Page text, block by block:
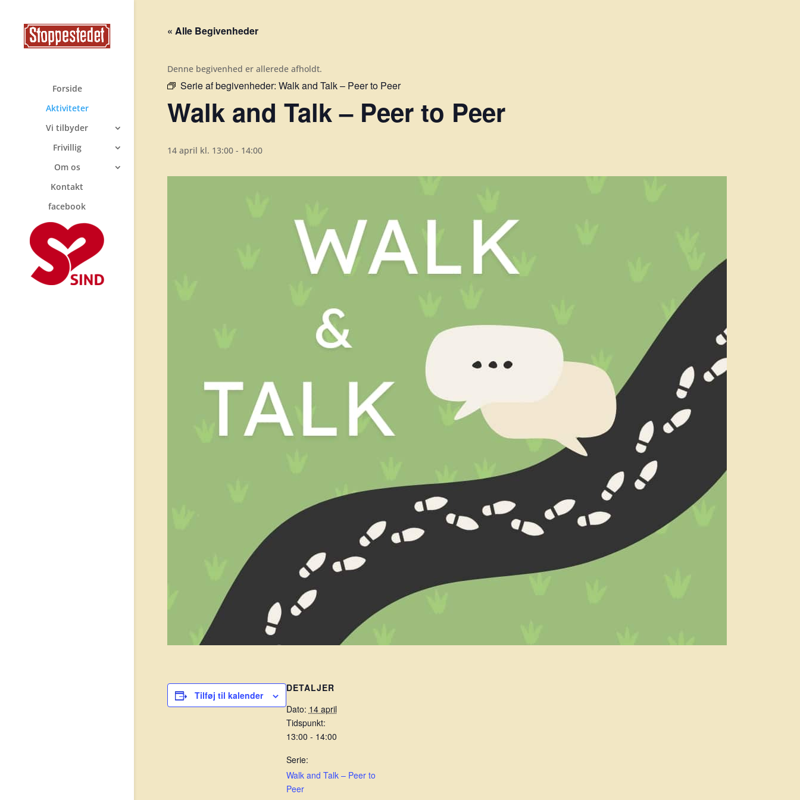
Forside
Aktiviteter
Vi tilbyder
Frivillig
Om os
Kontakt
facebook
« Alle Begivenheder
Denne begivenhed er allerede afholdt.
Serie af begivenheder: Walk and Talk – Peer to Peer
Walk and Talk – Peer to Peer
14 april kl. 13:00- 14:00
Tilføj til kalender
DETALJER
Dato: 14 april
Tidspunkt:
13:00 - 14:00
Serie:
Walk and Talk – Peer to
Peer